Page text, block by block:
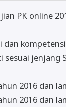
PK online
dan
sesuai
2016 dan
2016 dan